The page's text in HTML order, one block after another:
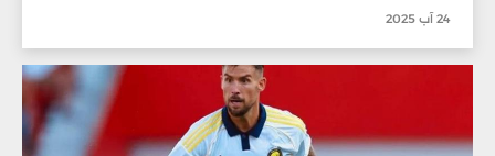
24 آب 2025